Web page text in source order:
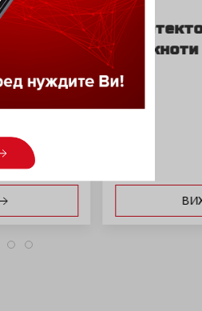
Детектор за фалшиви
банкноти Olympia NC 375